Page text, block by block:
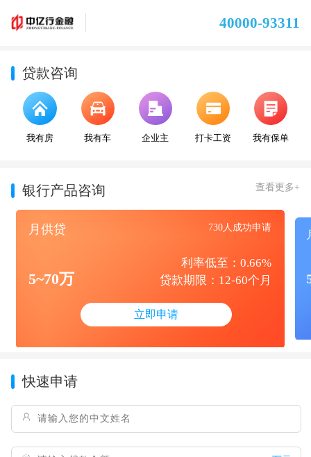
40000-93311
贷款咨询
我有房 我有车 企业主 打卡工资 我有保单
银行产品咨询 查看更多+
月供贷 730人成功申请
5~70万
利率低至：0.66%
贷款期限：12-60个月
立即申请
快速申请